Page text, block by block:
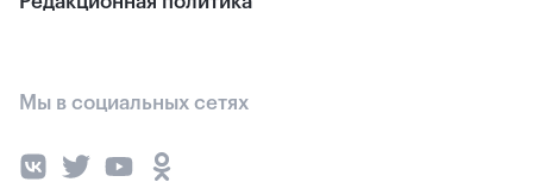
Мы в социальных сетях